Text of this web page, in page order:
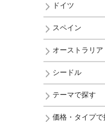
ドイツ
スペイン
オーストラリア
シードル
テーマで探す
価格・タイプで